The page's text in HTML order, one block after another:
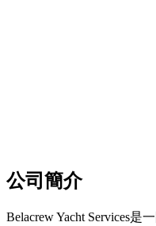
公司簡介
Belacrew Yacht Services